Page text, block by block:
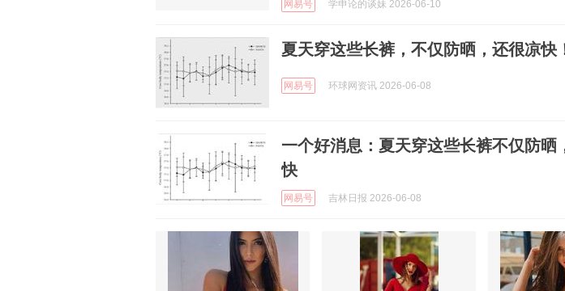
网易号 学申论的谈妹 2026-06-10
夏天穿这些长裤，不仅防晒，还很凉快
网易号 环球网资讯 2026-06-08
一个好消息：夏天穿这些长裤不仅防晒
快
网易号 吉林日报 2026-06-08